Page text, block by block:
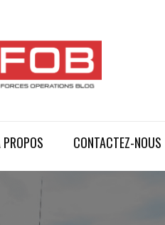
CONTACTEZ-NOUS